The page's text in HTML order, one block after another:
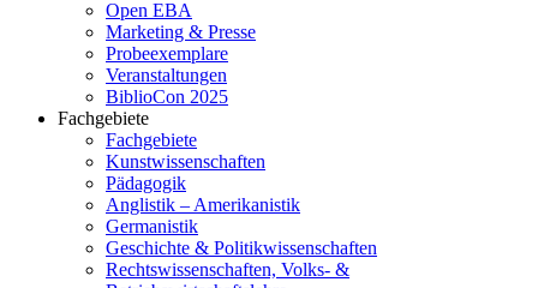
Open EBA
Marketing & Presse
Probeexemplare
Veranstaltungen
BiblioCon 2025
Fachgebiete
Fachgebiete
Kunstwissenschaften
Pädagogik
Anglistik – Amerikanistik
Germanistik
Geschichte & Politikwissenschaften
Rechtswissenschaften, Volks- &